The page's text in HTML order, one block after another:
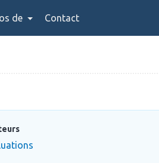
de Contact